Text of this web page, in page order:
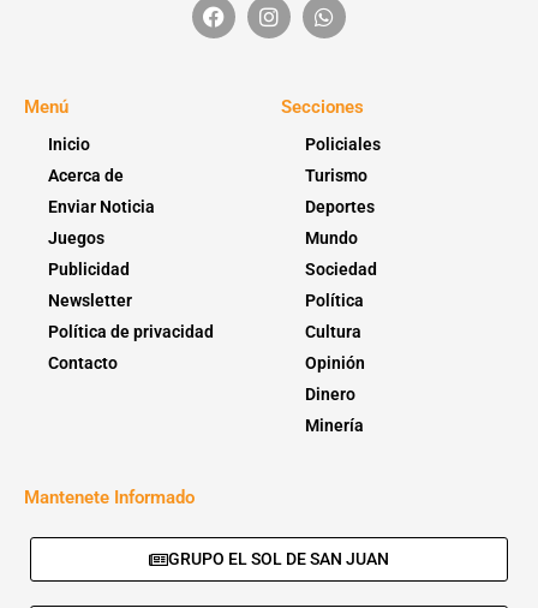
Menú
Inicio
Acerca de
Enviar Noticia
Juegos
Publicidad
Newsletter
Política de privacidad
Contacto
Secciones
Policiales
Turismo
Deportes
Mundo
Sociedad
Política
Cultura
Opinión
Dinero
Minería
Mantenete Informado
GRUPO EL SOL DE SAN JUAN